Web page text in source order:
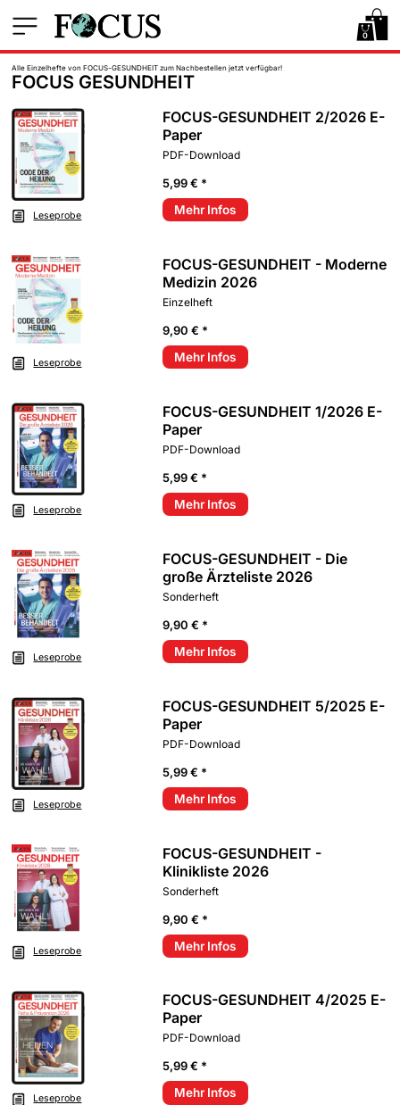
0
Alle Einzelhefte von FOCUS-GESUNDHEIT zum Nachbestellen jetzt verfügbar!
FOCUS GESUNDHEIT
Leseprobe
FOCUS-GESUNDHEIT 2/2026 E-
Paper
PDF-Download
5,99 € *
Mehr Infos
Leseprobe
FOCUS-GESUNDHEIT - Moderne
Medizin 2026
Einzelheft
9,90 € *
Mehr Infos
Leseprobe
FOCUS-GESUNDHEIT 1/2026 E-
Paper
PDF-Download
5,99 € *
Mehr Infos
Leseprobe
FOCUS-GESUNDHEIT - Die
große Ärzteliste 2026
Sonderheft
9,90 € *
Mehr Infos
Leseprobe
FOCUS-GESUNDHEIT 5/2025 E-
Paper
PDF-Download
5,99 € *
Mehr Infos
Leseprobe
FOCUS-GESUNDHEIT -
Klinikliste 2026
Sonderheft
9,90 € *
Mehr Infos
Leseprobe
FOCUS-GESUNDHEIT 4/2025 E-
Paper
PDF-Download
5,99 € *
Mehr Infos